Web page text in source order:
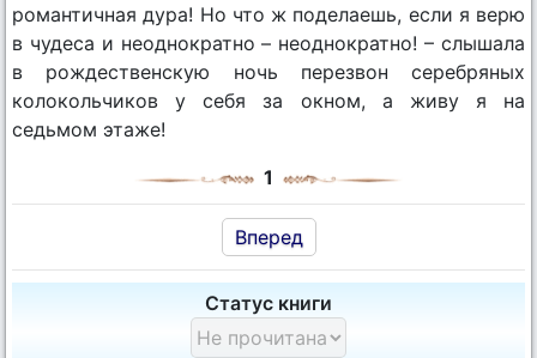
романтичная дура! Но что ж поделаешь, если я верю
в чудеса и неоднократно – неоднократно! – слышала
в рождественскую ночь перезвон серебряных
колокольчиков у себя за окном, а живу я на
седьмом этаже!
1
Вперед
Статус книги